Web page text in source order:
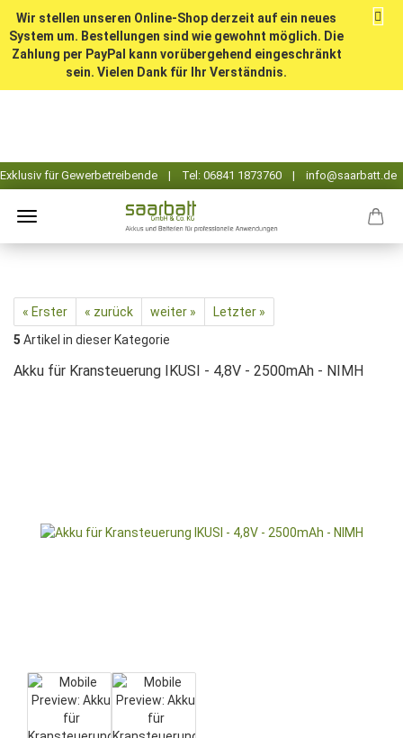
Wir stellen unseren Online-Shop derzeit auf ein neues
System um. Bestellungen sind wie gewohnt möglich. Die
Zahlung per PayPal kann vorübergehend eingeschränkt
sein. Vielen Dank für Ihr Verständnis.
« Erster « zurück weiter »
Letzter »
5 Artikel in dieser Kategorie
Akku für Kransteuerung IKUSI - 4,8V - 2500mAh - NIMH